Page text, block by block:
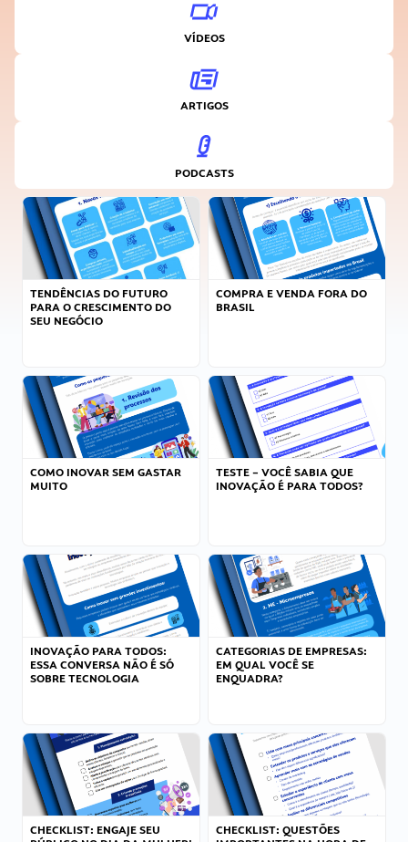
VÍDEOS
ARTIGOS
PODCASTS
TENDÊNCIAS DO FUTURO
PARA O CRESCIMENTO DO
SEU NEGÓCIO
COMPRA E VENDA FORA DO
BRASIL
COMO INOVAR SEM GASTAR
MUITO
TESTE – VOCÊ SABIA QUE
INOVAÇÃO É PARA TODOS?
INOVAÇÃO PARA TODOS:
ESSA CONVERSA NÃO É SÓ
SOBRE TECNOLOGIA
CATEGORIAS DE EMPRESAS:
EM QUAL VOCÊ SE
ENQUADRA?
CHECKLIST: ENGAJE SEU
CHECKLIST: QUESTÕES